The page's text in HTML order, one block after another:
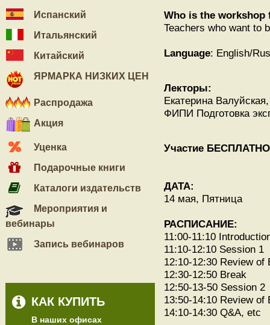
Испанский
Итальянский
Китайский
ЯРМАРКА НИЗКИХ ЦЕН
Распродажа
Акция
Уценка
Подарочные книги
Каталоги издательств
Мероприятия и
вебинары
Запись вебинаров
КАК КУПИТЬ
В наших офисах
Who is the workshop
Teachers who want to
Language: English/
Лекторы:
Екатерина
ФИПИ Подготовка
Участие БЕСПЛАТНО
ДАТА:
14 мая, Пятница
РАСПИСАНИЕ:
11:00-11:10
11:10-12:10 Session 1
12:10-12:30 Review of
12:30-12:50 Break
12:50-13-50 Session 2
13:50-14:10 Review of
14:10-14:30 Q&A, etc